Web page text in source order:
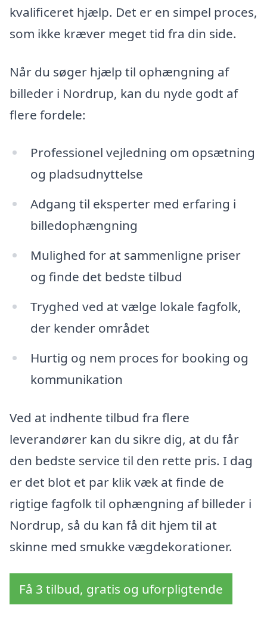
kvalificeret hjælp. Det er en simpel proces,
som ikke kræver meget tid fra din side.
Når du søger hjælp til ophængning af
billeder i Nordrup, kan du nyde godt af
flere fordele:
Professionel vejledning om opsætning
og pladsudnyttelse
Adgang til eksperter med erfaring i
billedophængning
Mulighed for at sammenligne priser
og finde det bedste tilbud
Tryghed ved at vælge lokale fagfolk,
der kender området
Hurtig og nem proces for booking og
kommunikation
Ved at indhente tilbud fra flere
leverandører kan du sikre dig, at du får
den bedste service til den rette pris. I dag
er det blot et par klik væk at finde de
rigtige fagfolk til ophængning af billeder i
Nordrup, så du kan få dit hjem til at
skinne med smukke vægdekorationer.
Få 3 tilbud, gratis og uforpligtende